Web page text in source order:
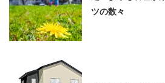
ツの数々